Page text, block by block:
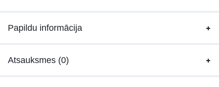
Papildu informācija
Atsauksmes (0)